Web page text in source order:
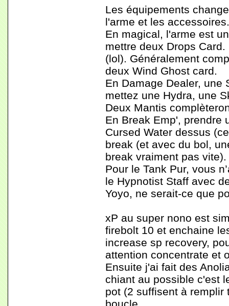
Les équipements
l'arme et les accessoires.
En magical, l'arme est
mettre deux Drops
(lol). Généralement
deux Wind Ghost card.
En Damage Dealer, une
mettez une Hydra, une
Deux Mantis
En Break Emp', prendre
Cursed Water dessus
break (et avec du bol,
break vraiment pas
Pour le Tank Pur, vous
le Hypnotist Staff avec
Yoyo, ne serait-ce que
xP au super nono est
firebolt 10 et enchaine
increase sp recovery,
attention concentrate et
Ensuite j'ai fait des
chiant au possible c'est
pot (2 suffisent à remplir